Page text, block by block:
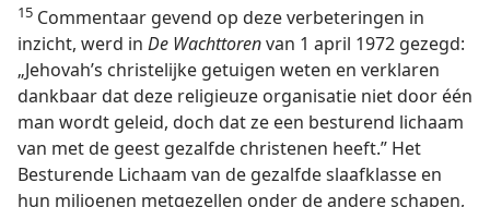
15 Commentaar gevend op deze verbeteringen in
inzicht, werd in De Wachttorenvan 1 april 1972 gezegd:
„Jehovah’s christelijke getuigen weten en verklaren
dankbaar dat deze religieuze organisatie niet door één
man wordt geleid, doch dat ze een besturend lichaam
van met de geest gezalfde christenen heeft.” Het
Besturende Lichaam van de gezalfde slaafklasse en
hun miljoenen metgezellen onder de andere schapen,